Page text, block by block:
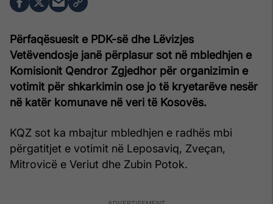
Përfaqësuesit e PDK-së dhe Lëvizjes
Vetëvendosje janë përplasur sot në mbledhjen e
Komisionit Qendror Zgjedhor për organizimin e
votimit për shkarkimin ose jo të kryetarëve nesër
në katër komunave në veri të Kosovës.
KQZ sot ka mbajtur mbledhjen e radhës mbi
përgatitjet e votimit në Leposaviq, Zveçan,
Mitrovicë e Veriut dhe Zubin Potok.